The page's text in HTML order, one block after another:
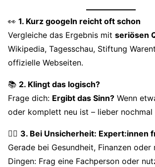
👀 1. Kurz googeln reicht oft schon
Vergleiche das Ergebnis mit seriösen
Wikipedia, Tagesschau, Stiftung
offizielle Webseiten.
📚 2. Klingt das logisch?
Frage dich: Ergibt das Sinn? Wenn
oder komplett neu ist – lieber nochmal
👩‍⚕️ 3. Bei Unsicherheit: Expert:innen
Gerade bei Gesundheit, Finanzen oder
Dingen: Frag eine Fachperson oder